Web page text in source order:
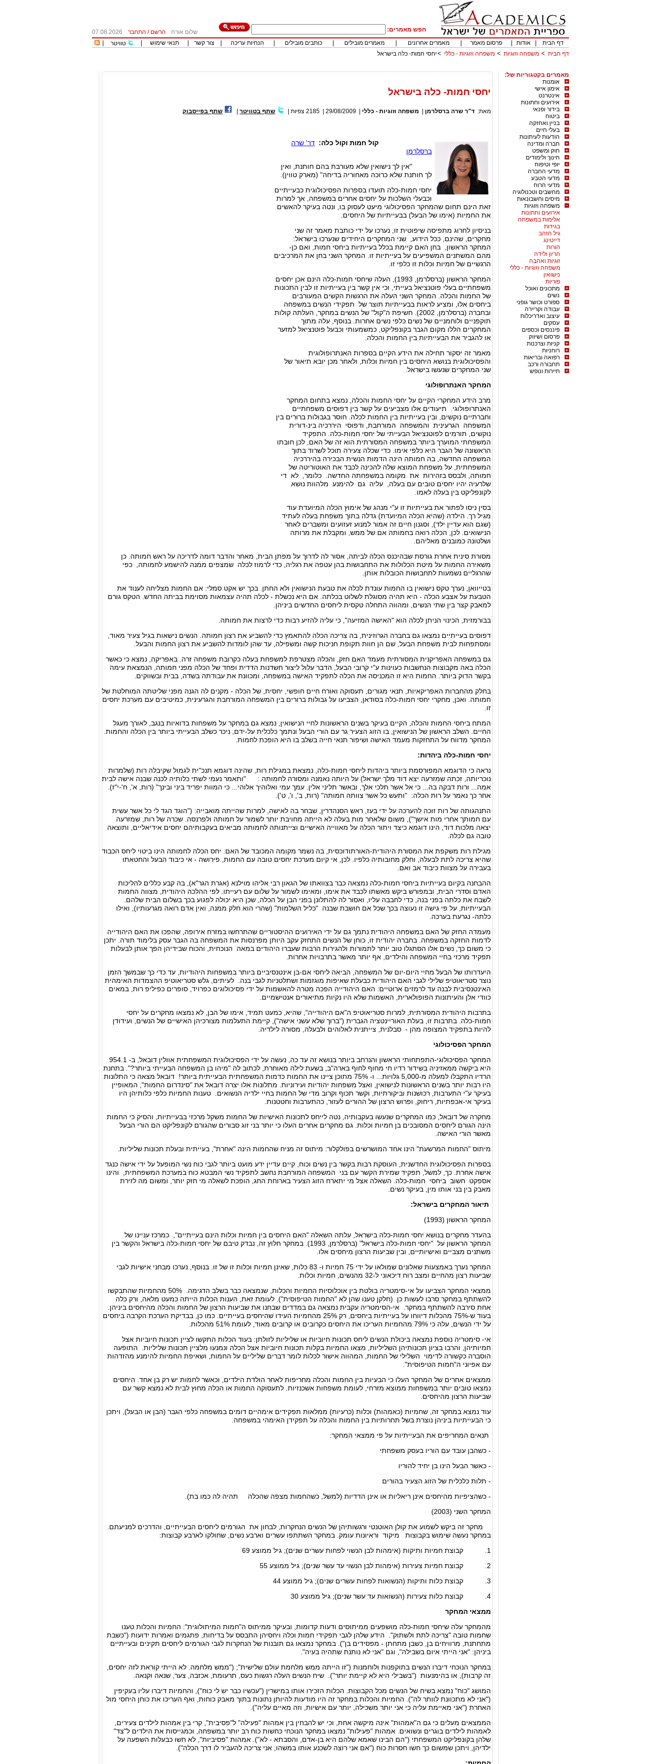
חפש מאמרים: שלום אורח הרשם / התחבר
07.08.2026
דף הבית
אודות פרסום מאמר מאמרים אחרונים מאמרים מובילים כותבים מובילים הנחיות עריכה צור קשר תנאי שימוש טוויטר
דף הבית
משפחה וזוגיות משפחה וזוגיות - כללי יחסי חמות- כלה בישראל
מאמרים בקטגוריות של:
אומנות
אימון אישי
אינטרנט
אירועים וחתונות
בידור ופנאי
ביטוח
בניין ואחזקה
בעלי חיים
הודעות לעיתונות
חברה ומדינה
חוק ומשפט
חינוך ולימודים
יופי וטיפוח
מדעי החברה
מדעי הטבע
מדעי הרוח
מחשבים וטכנולוגיה
מיסים וחשבונאות
משפחה וזוגיות
אירועים וחתונות
אלימות במשפחה
בגידות
גיל הזהב
דייטינג
הורות
הריון ולידה
זוגיות ואהבה
משפחה וזוגיות - כללי
נישואין
פוריות
מתכונים ואוכל
נשים
ספורט וכושר גופני
עבודה וקריירה
עיצוב ואדריכלות
עסקים
פיננסים וכספים
פרסום ושיווק
קניות וצרכנות
רוחניות
רפואה ובריאות
תחבורה ורכב
תיירות ונופש
יחסי חמות- כלה בישראל
מאת: ד"ר שרה ברסלרמן משפחה וזוגיות - כללי 29/08/2009
2185 צפיות שתף בטוויטר שתף בפייסבוק
קול חמות וקול כלה: דר' שרה
ברסלרמן
"אין לך נישואין שלא מעורבת בהם חותנת, ואין
לך חותנת שלא כרוכה מאחוריה בדיחה" (מארק טווין).
יחסי חמות-כלה תועדו בספרות הפסיכולוגית כבעייתיים
וכבעלי השלכות על יחסים אחרים במשפחה, אך למרות
זאת הינם תחום שהמחקר הפסיכולוגי מיעט לעסוק בו, ונטה בעיקר להאשים
את החמיות (אימו של הבעל) בבעייתיות של היחסים.
בניסיון לחרוג מתפיסה שיפוטית זו, נערכו על ידי כותבת מאמר זה שני
מחקרים, שהינם, ככל הידוע, שני המחקרים היחידים שנערכו בישראל:
המחקר הראשון, בחן האם קיימת בכלל בעייתיות ביחסי חמות, ואם כן-
מהם המשתנים המשפיעים על בעייתיות זו. המחקר השני בחן את המרכיבים
הרגשיים של חמיות וכלות זו כלפי זו.
המחקר הראשון (ברסלרמן, 1993), העלה שיחסי חמות-כלה הינם אכן יחסים
משפחתיים בעלי פוטנציאל בעייתי, וכי אין קשר בין בעייתיות זו לבין התכונות
של החמות והכלה. המחקר השני העלה את הרגשות הקשים המעורבים
ביחסים אלו, ומציע לראות בבעייתיות תוצר של תפקידי הנשים במשפחה
ובחברה (ברסלרמן, 2002). חשיפת ה"קול" של הנשים במחקר, העלתה קולות
תוקפניים ולוחמניים של נשים כלפי נשים אחרות. בנוסף, עלה מתוך
המחקרים הללו מקום הגבר בקונפליקט, כמשמעותי וכבעל פוטנציאל למזער
או להגביר את הבעייתיות בין החמות והכלה.
מאמר זה יסקור תחילה את הידע הקיים בספרות האנתרופולוגית
והפסיכולוגית בנושא היחסים בין חמיות וכלות, ולאחר מכן יובא תיאור של
שני המחקרים שנעשו בישראל.
המחקר האנתרופולוגי
מרב הידע המחקרי הקיים על יחסי החמות והכלה, נמצא בתחום המחקר
האנתרופולוגי. תיעודים אלו מצביעים על קשר בין דפוסים משפחתיים
וחברתיים נוקשים, ובין בעייתיות בין החמות לכלה. חוסר בגבולות ברורים בין
המשפחה הגרעינית והמשפחה המורחבת, ודפוסי היררכיה בינ-דורית
נוקשים, תורמים לפוטנציאל הבעייתי של יחסי חמות-כלה. התפקיד
המשפחתי המוערך ביותר במשפחה המסורתית הוא זה של האם, לכן חובתו
הראשונה של הגבר היא כלפי אימו. כדי שכלה צעירה תוכל לשרוד בתוך
המשפחה החדשה, בה חמותה הינה הדמות הנשית הבכירה בהיררכיה
המשפחתית, על משפחת המוצא שלה להכינה לכבד את האוטוריטה של
חמותה, ולבסס בזהירות את מקומה במשפחתה החדשה. כלומר, לא די
שלרעיה יהיו יחסים טובים עם בעלה, עליה גם להימנע מלהוות נושא
לקונפליקט בין בעלה לאמו.
בסין ניסו לפתור את בעייתיות זו ע"י מנהג של אימוץ הכלה המיועדת עוד
מגיל רך. הילדה (שהיא הכלה המיועדת) גדלה בתוך משפחת בעלה לעתיד
(שגם הוא עדיין ילד), וסגנון חיים זה אמור למנוע זעזועים ומשברים לאחר
הנישואים. לכן, הכלה רואה בחמותה אם של ממש, ומקבלת את מרותה
ושלטונה כמובנים מאליהם.
מסורת סינית אחרת גורסת שבהיכנס הכלה לביתה, אסור לה לדרוך על מפתן הבית, מאחר והדבר דומה לדריכה על ראש חמותה. כן
משאירה החמות על מיטת הכלולות את התחבושות בהן עטפה את רגליה, כדי לרמוז לכלה שמצפים ממנה להישמע לחמותה, כפי
שהרגליים נשמעות לתחבושות הכובלות אותן.
בטייוואן, נערך טקס נישואין בו החמות עונדת לכלה את טבעת הנישואין ולא החתן. בכך יש אקט סמלי: אם החמות מצליחה לענוד את
הטבעת על אצבע הכלה - היא תהיה מסוגלת לשלוט בכלתה. אם היא נכשלת - לכלה תהיה עצמאות מסוימת בביתה החדש. הטקס גורם
למאבק קצר בין שתי הנשים, ומהווה התחלה טקסית ליחסים החדשים ביניהן.
בבורמזית, הכינוי הניתן לכלה הוא "האישה המזיעה", כי עליה להזיע רבות כדי לרצות את חמותה.
דפוסים בעייתיים נמצאו גם בחברה הגרוזינית, בה צריכה הכלה להתאמץ כדי להשביע את רצון חמותה. הנשים נישאות בגיל צעיר מאוד,
ומסתפחות לבית משפחת הבעל, שם הן חוות תקופת חניכות קשה ומשפילה, עד שהן לומדות להשביע את רצון החמות והבעל.
גם במשפחה האפריקנית המסורתית מעמד האם חזק, והכלה מצטרפת למשפחת בעלה כקרובת משפחה זרה. באפריקה, נמצא כי כאשר
הכלה באה מקבוצות הנחשבות כעוינות ע"י קרובי הבעל, הדבר עלול ליצור חשדנות הדדית ופחד של הכלה מפני חמותה, הנמצאת עימה
בקשר הדוק ביותר. החמות היא זו המכניסה את הכלה לתפקיד האישה במשפחה, ומכוונת את עבודתה בשדה, בבית ובשווקים.
בחלק מהחברות האפריקאיות, תנאי מגורים, תעסוקה ואורח חיים חופשי, יחסית, של הכלה - מקנים לה הגנה מפני שליטתה המוחלטת של
חמותה. ואכן, מחקרי יחסי חמות-כלה בסודאן, הצביעו על גבולות ברורים בין המשפחה המורחבת והגרעינית, כמיטיבים עם מערכת יחסים
זו.
המתח ביחסי החמות והכלה, הקיים בעיקר בשנים הראשונות לחיי הנישואין, נמצא גם במחקר על משפחות בדואיות בנגב, לאורך מעגל
החיים. השלב הראשון של הנישואין, בו הזוג הצעיר גר עם הורי הבעל ונתמך כלכלית על-ידם, ניכר כשלב הבעייתי ביותר בין הכלה והחמות.
המחקר מדווח על התחזקות מעמד האישה ושיפור תנאי חייה בשלב בו היא הופכת לחמות.
יחסי חמות-כלה ביהדות:
נראה כי הדוגמא המפורסמת ביותר ביהדות ליחסי חמות-כלה, נמצאת במגילת רות, שהינה דוגמא תנכ"ית לגמול שקיבלה רות (שלמרות
נוכריותה, זכתה שמזרעה יצא דוד מלך ישראל) על היותה נאמנה ומסורה לחמותה : "ותאמר נעמי לשתי כלותיה לכנה שבנה אישה לבית
אמה... ורות דבקה בה... כי אל אשר תלכי אלך, ובאשר תליני אלין. עמך עמי ואלוהיך אלוהי... כי המוות יפריד ביני ובינך" (רות, א', ח'-י"ז).
אחר כך נאמר על רות הכלה: "ותעש כל אשר צוותה חמותה" (רות, ב', ו', ט').
התנהגותה של רות זוכה להערכה על ידי בעז, ראש הסנהדרין, שבחר בה לאישה, למרות שהייתה מואבייה: ("הוגד הגד לי כל אשר עשית
עם חמותך אחרי מות אישך"), משום שלאחר מות בעלה לא הייתה מחויבת יותר לשמור על חמותה ולפרנסה. שכרה של רות, שמזרעה
יצאה מלכות דוד, הינו דוגמא כיצד ויתור הכלה על מאווייה האישיים וצייתנותה לחמותה מביאים בעקבותיהם יחסים אידיאליים, ותוצאה
טובה גם לכלה.
מגילת רות משקפת את המסורת היהודית-האורתודוכסית, בה נשמר מקומה המכובד של האם. יחס הכלה לחמותה הינו ביטוי ליחס הכבוד
שהיא צריכה לתת לבעלה, וחלק מחובותיה כלפיו. לכן, אי קיום מערכת יחסים טובה עם החמות, פירושה - אי כיבוד הבעל והחטאתו
בעבירה על מצוות כיבוד אב ואם.
ההבחנה בקיום בעייתיות ביחסי חמות-כלה נמצאה כבר בצוואתו של הגאון רבי אליהו מוילנא (אגרת הגר"א), בה קבע כללים להליכות
האדם וסדרי הבית, ובמפורש ביקש מאשתו לכבד את אימו, ומאימו לשמור על שלום עם רעייתו. לפי ההלכה היהודית, מצווה החמות
לשבח את כלתה בפני בנה, כדי לחבבה עליו, ואסור לה להתלונן בפני הבן על הכלה, שכן היא יכולה לפגוע בכך בשלום הבית שלהם.
הבעייתיות, על פי גישה זו נעוצה בכך שכל אם חושבת שבנה "כליל השלמות" (שהרי הוא חלק ממנה, ואין אדם רואה מגרעותיו), ואילו
כלתה- נגרעת בערכה.
מעמדה החזק של האם במשפחה היהודית נתמך גם על ידי האירועים ההיסטוריים שהתרחשו במזרח אירופה, שהפכו את האם היהודייה
לדמות החזקה במשפחה. בחברה יהודית זו, כוחן של הנשים התחזק עקב היותן מפרנסות את המשפחה בה הגבר עסק בלימוד תורה. יתכן
כי משום כך, נשים אלו הסתגלו טוב יותר לתמורות ולהגירות הרבות שעברו היהודים במאה הנוכחית, והכוח שבידיהן הפך אותן לבעלות
תפקיד מרכזי בחיי המשפחה והילדים, אף יותר מאשר בתרבויות אחרות.
היעדרותו של הבעל מחיי היום-יום של המשפחה, הביאה ליחסי אם-בן אינטנסיביים ביותר במשפחות היהודיות, עד כדי כך שבמשך הזמן
נוצר סטריאוטיפ שלילי לגבי האם היהודית כבעלת שאיפות מוגזמות ושתלטניות לגבי בנה. לעיתים, גלש סטריאוטיפ ההצמדות האימהית
האינטנסיבית לבנה עד לרמזים ארוטיים: האם היהודייה הפכה מטרה להאשמות על ידי פסיכולוגים כפרויד, סופרים כפיליפ רות, במאים
כוודי אלן והעיתונות הפופולארית, האשמות שלא היו נקיות מתיאורים אנטישמיים.
בתרבות היהודית המסורתית, למרות סטריאוטיפ ה"אם היהודייה", שהיא, כמעט תמיד, אימו של הבן, לא נמצאו מחקרים על יחסי
חמות-כלה. בתרבות זו, בעלת האוריינטציה הגברית ("ברוך שלא עשני אישה"), קיימת התעלמות מצורכיהן האישיים של הנשים, ועידודן
להיות בתפקיד המצופה מהן - סבלנית, צייתנית לאלוהים ולבעלה, מסורה לילדיה.
המחקר הפסיכולוגי
המחקר הפסיכולוגי-התפתחותי הראשון והנרחב ביותר בנושא זה עד כה, נעשה על ידי הפסיכולוגית המשפחתית אוולין דובאל, ב- 954.1
היא ביקשה ממאזיניה בשידור רדיו חי מחוף לחוף בארה"ב, בשעת לילה מאוחרת, לכתוב לה "מיהו בן המשפחה הבעייתי ביותר?". בתחנת
הרדיו התקבלו למעלה מ-5,000 גלויות... ו- 75% מתוכן ציינו את החמות כדמות המשפחתית הבעייתית ביותר! דובאל מצאה כי התלונות
היו רבות יותר בשנים הראשונות לנישואין, ואצל משפחות יהודיות ועירוניות. מתלונות אלו יצרה דובאל את "סינדרום החמות", המאופיין
בעיקר ע"י התערבות, רכושנות וביקורתיות, וקשר תכוף וקרוב מדי של החמות בחיי ילדיה הנשואים. טענות החמיות כלפי כלותיהן היו
בעיקר אי-אכפתיות, ריחוק, ופרוש הרצון של ההורים לעזור, כהתערבות וחטטנות.
מחקרה של דובאל, כמו המחקרים שנעשו בעקבותיה, נטה לייחס לתכונות האישיות של החמות משקל מרכזי בבעייתיות, והסיק כי החמות
הינה הגורם ליחסים המסובכים בן חמיות וכלות. גם מחקרים אחרים העלו כי יותר בני זוג סבורים שהגורם לקונפליקט הם הורי הבעל
מאשר הורי האישה.
מיתוס "החמות המרשעת" הינו אחד המושרשים בפולקלור: מיתוס זה מניח שהחמות הינה "אחרת", בעייתית ובעלת תכונות שליליות.
בספרות הפסיכולוגית החדשנית, העוסקת רבות בקשר בין נשים וכוח, קיים עדיין ידע מועט ביותר לגבי כוח נשי המופעל על ידי אישה כנגד
אישה אחרת. כך, למשל, תפקיד שמירת הקשר עם בני המשפחה המורחבת נחשב לתפקיד נשי המבטא כוח במערכת המשפחתית, והינו
אספקט חשוב ביחסי חמות-כלה. השאלה אצל מי יתארח הזוג הצעיר בארוחת החג, הופכת לשאלה מי חזק יותר, ומשום מה לזירת
מאבק בין בני אותו מין, בעיקר נשים.
תיאור המחקרים בישראל:
המחקר הראשון (1993)
בהעדר מחקרים בנושא יחסי חמות-כלה בישראל, עלתה השאלה "האם היחסים בין חמיות וכלות הינם בעייתיים", כמרכז עניינו של
המחקר הראשון על "יחסי חמות-כלה בישראל" (ברסלרמן, 1993). במחקר חלוץ זה, נבדק טיבם של יחסי חמות-כלה בישראל והקשר בין
משתנים מצביים ואישיותיים, ובין שביעות הרצון מיחסים אלו.
המחקר נערך באמצעות שאלונים שמולאו על ידי 75 חמיות ו- 83 כלות, שאינן חמיות וכלות זו של זו. בנוסף, נערכו מבחני אישיות לגבי
שביעות רצון מהחיים ומצב רוח דיכאוני ל-32 מהנשים, חמיות וכלות.
ממצאי המחקר הצביעו על אי-סימטריה בולטת בין אוכלוסיות החמיות והכלות, שנמצאה כבר בשלב הדגימה. 50% מהחמיות שהתבקשו
להשתתף במחקר סרבו לעשות כן (חלקן טענו שהן לא "החמות הטיפוסית"). לעומת זאת, הענות הכלות הייתה כמעט מלאה, ורק כלה
אחת סירבה להשתתף במחקר. אי-הסימטריה עקבית נמצאה גם במדדים שבחנו את שביעות הרצון של החמות והכלה מהיחסים ביניהן.
בעוד ש-75% מהכלות דיווחו על בעייתיות ביחסים, רק 25% מהחמיות העידו שהיחסים בעייתיים. כמו כן, בבדיקת הערכת הקרבה ביחסים
על ידי הנשים, עלה כי 79% מהחמיות העריכו את היחסים כקרובים או קרובים מאוד, לעומת 51% מהכלות.
אי- סימטריה נוספת נמצאה ביכולת הנשים ליחס תכונות חיוביות או שליליות לזולתן: בעוד הכלות התקשו לציין תכונות חיוביות אצל
חמיותיהן, והרבו בציון תכונותיהן השליליות, מצאו החמיות בקלות תכונות חיוביות אצל הכלה ונמנעו מלציין תכונות שליליות. התופעה
הוסברה כקשורה לדימוי השלילי של החמות, המהווה אישור לכלות לומר דברים שליליים על החמות, ושאיפת החמיות להימנע מהזדהות
עם אפיוני ה"חמות הטיפוסית".
ממצאים אחרים של המחקר העלו כי הבעיות בין החמות והכלה מחריפות לאחר הולדת הילדים, וכאשר לחמות יש רק בן אחד. היחסים
נמצאו טובים יותר במשפחות ממוצא מזרחי, לעומת משפחות אשכנזיות. לתעסוקה החמות או הכלה מחוץ לבית לא נמצא קשר עם
שביעות הרצון מהיחסים.
עוד נמצא במחקר זה, שחמיות (כאמהות) וכלות (כרעיות) ממלאות תפקידים אימהיים דומים במשפחה כלפי הגבר (הבן או הבעל), ויתכן
כי הבעייתיות ביניהן נוצרת בשל תחרותיות בין החמות והכלה על תפקידן האימהי במשפחה.
תנאים המחריפים את הבעייתיות על פי ממצאי המחקר:
- כשהבן עובד עם הוריו בעסק משפחתי
- כאשר הבעל הינו בן יחיד להוריו
- תלות כלכלית של הזוג הצעיר בהורים
- כשהציפיות מהיחסים אינן ריאליות או אינן הדדיות (למשל, כשהחמות מצפה שהכלה תהיה לה כמו בת).
המחקר השני (2003)
מחקר זה ביקש לשמוע את קולן האוטנטי ורגשותיהן של הנשים הנחקרות, לבחון את הגורמים ליחסים הבעייתיים, והדרכים למניעתם.
במחקר נעשה שימוש בקבוצות מיקוד וראיונות עומק. במחקר השתתפו עשרים וארבע נשים, שחולקו לארבע קבוצות:
1. קבוצת חמיות ותיקות (אימהות לבן הנשוי לפחות עשרים שנים); גיל ממוצע 69
2. קבוצת חמיות צעירות (אימהות לבן הנשוי עד עשר שנים); גיל ממוצע 55
3. קבוצת כלות ותיקות (הנשואות לפחות עשרים שנים); גיל ממוצע 44
4. קבוצת כלות צעירות (הנשואות עד עשר שנים); גיל ממוצע 30
ממצאי המחקר
מהמחקר עלה שיחסי חמות-כלה מושפעים ממיתוסים ודעות קדומות, ובעיקר ממיתוס ה"חמות המיתולוגית": החמיות והכלות טענו
שחמות טובה "צריכה לתת ולשתוק". הידע שלהן לגבי תפקידי חמות וכלה ויחסיהן התבסס על בדיחות, פתגמים ואמרות ידועות ("כשבת
מתחתנת, מרוויחים בן, כשבן מתחתן - מפסידים בן"). במחקר נמצאו גם תובנות של הנחקרות לגבי הגורמים ליחסים תקינים ובעייתיים
ביניהן: "אני הייתי איום בשבילה", וגם "אני לא נותנת שתהיה בעיה".
במחקר הנוכחי דיברו הנשים בתוקפנות ולוחמנות ("זו הייתה ממש מלחמת עולם שלישית"; ("ממש מלחמה. לא הייתי קוראת לזה יחסים,
זה קרבות), או בהימנעות ("בשבילי היא לא קיימת יותר"). שיח הנשים העלה רגשות כעס, תרעומת, אכזבה, צער, שנאה וקנאה.
המושג "כוח" נמצא בשיח של הנשים מכל הקבוצות. הכלות הזכירו אותו במישרין ("עכשיו כבר יש לי כוח"), והחמיות דיברו עליו בעקיפין
("אני לא מתכוונת לוותר לה"). החמיות והכלות במחקר זה היו מודעות להיותן נתונות בתוך מאבק כוחות, ואף העריכו את כוחן היחסי מול
האחרת ("אני מאיימת עליה כי אני יותר משכילה, יותר עם אישיות, וזה מאיים עליה").
הממצאים מעלים כי גם ה"אמהות" אינה מיקשה אחת, וכי יש להבחין בין אמהות "פעילה" ל"פסיבית", קרי בין אמהות לילדים צעירים,
לאמהות לילדים בוגרים ונשואים. אמהות "פעילות" נמצאו במחקר הנוכחי כחשות כוח רב יותר במשפחה, וכמגייסות את הילדים ל"צד"
שלהן בקונפליקט המשפחתי ("הם הבינו שאמא שלהם היא בן-אדם, והסבתא - לא"). אמהות "פסיביות", לא חשו כבעלות השפעה על
ילדיהן, ויתכן שמשום כך חשו חסרות כוח ("אם אני רוצה לשכנע אותו במשהו, אני צריכה להעביר לו דרך הכלה").